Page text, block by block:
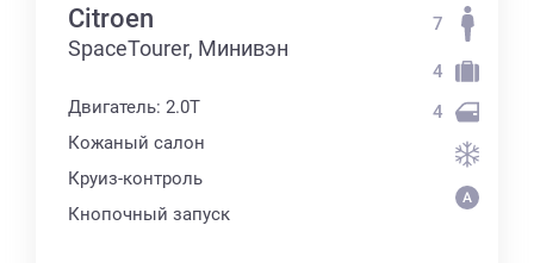
Citroen
SpaceTourer, Минивэн
Двигатель: 2.0T
Кожаный салон
Круиз-контроль
Кнопочный запуск
7
4
4